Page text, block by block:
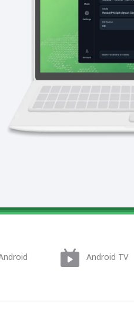
Android TV